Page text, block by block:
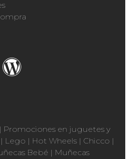
| Promociones en juguetes y
| Lego | Hot Wheels | Chicco |
Bebé | Muñecas